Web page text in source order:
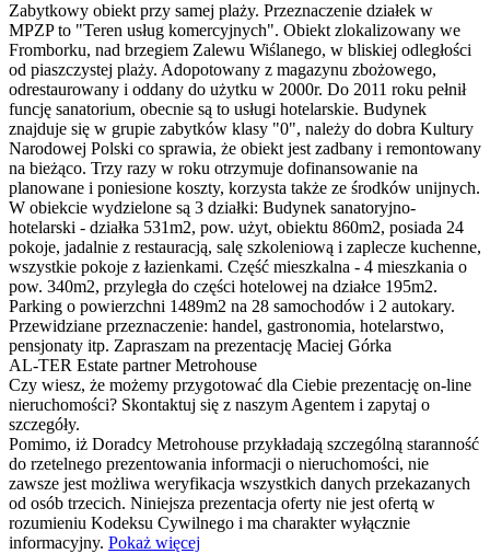
Zabytkowy obiekt przy samej plaży. Przeznaczenie działek w
MPZP to "Teren usług komercyjnych". Obiekt zlokalizowany we
Fromborku, nad brzegiem Zalewu Wiślanego, w bliskiej odległości
od piaszczystej plaży. Adopotowany z magazynu zbożowego,
odrestaurowany i oddany do użytku w 2000r. Do 2011 roku pełnił
funcję sanatorium, obecnie są to usługi hotelarskie. Budynek
znajduje się w grupie zabytków klasy "0", należy do dobra Kultury
Narodowej Polski co sprawia, że obiekt jest zadbany i remontowany
na bieżąco. Trzy razy w roku otrzymuje dofinansowanie na
planowane i poniesione koszty, korzysta także ze środków unijnych.
W obiekcie wydzielone są 3 działki: Budynek sanatoryjno-
hotelarski - działka 531m2, pow. użyt, obiektu 860m2, posiada 24
pokoje, jadalnie z restauracją, salę szkoleniową i zaplecze kuchenne,
wszystkie pokoje z łazienkami. Część mieszkalna - 4 mieszkania o
pow. 340m2, przyległa do części hotelowej na działce 195m2.
Parking o powierzchni 1489m2 na 28 samochodów i 2 autokary.
Przewidziane przeznaczenie: handel, gastronomia, hotelarstwo,
pensjonaty itp. Zapraszam na prezentację Maciej Górka
AL-TER Estate partner Metrohouse
Czy wiesz, że możemy przygotować dla Ciebie prezentację on-line
nieruchomości? Skontaktuj się z naszym Agentem i zapytaj o
szczegóły.
Pomimo, iż Doradcy Metrohouse przykładają szczególną staranność
do rzetelnego prezentowania informacji o nieruchomości, nie
zawsze jest możliwa weryfikacja wszystkich danych przekazanych
od osób trzecich. Niniejsza prezentacja oferty nie jest ofertą w
rozumieniu Kodeksu Cywilnego i ma charakter wyłącznie
informacyjny. Pokaż więcej